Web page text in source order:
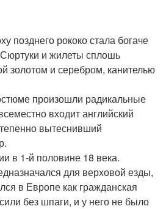
позднего рококо стала богаче
и жилеты сплошь
золотом и серебром, канителью
произошли радикальные
входит английский
вытеснивший
в 1-й половине 18 века.
для верховой езды,
в Европе как гражданская
без шпаги, и у него не было